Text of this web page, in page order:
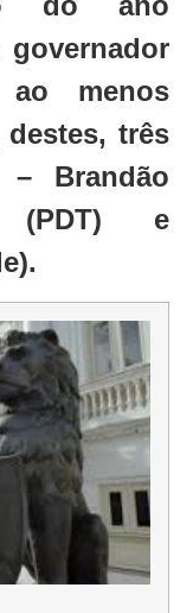
menos
três
– Brandão
(PDT) e